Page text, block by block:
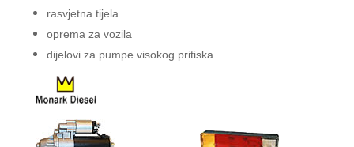
rasvjetna tijela
oprema za vozila
dijelovi za pumpe visokog pritiska